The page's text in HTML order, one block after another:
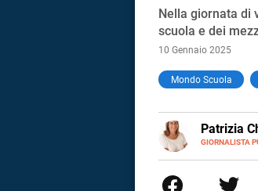
Nella giornata di
scuola e dei
10 Gennaio 2025
Mondo Scuola
Patrizia
GIORNALISTA
E-
MAIL
LINKEDIN